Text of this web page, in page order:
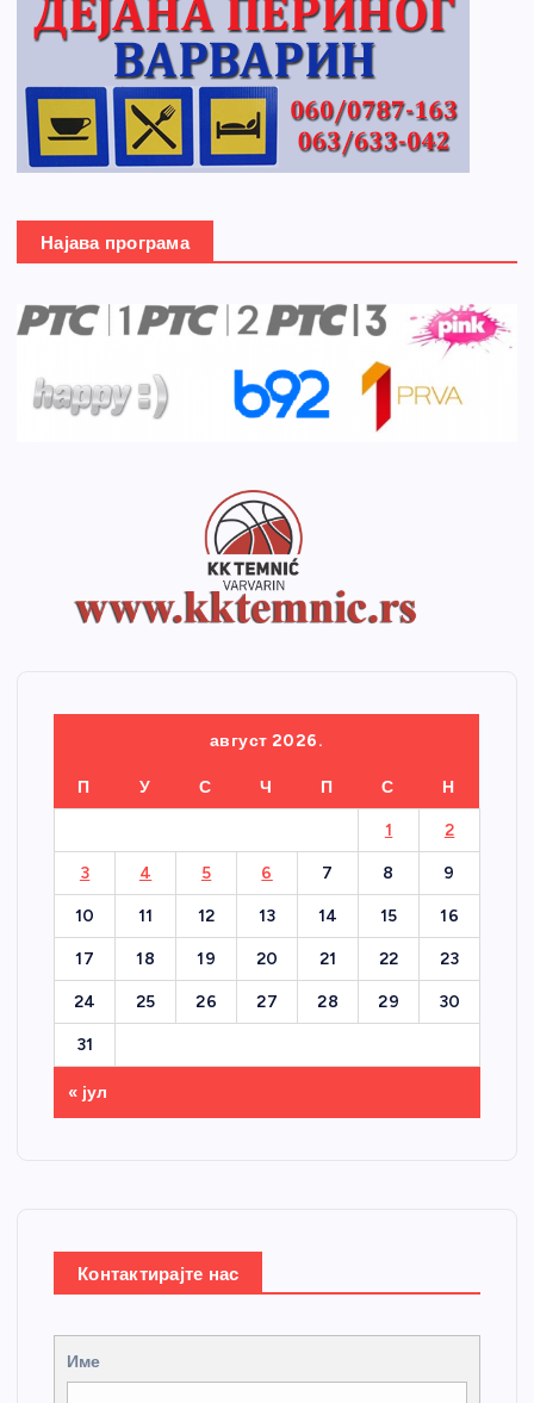
Најава програма
август 2026.
П У С Ч П С Н
1 2
3 4 5 6 7 8 9
10 11 12 13 14 15 16
17 18 19 20 21 22 23
24 25 26 27 28 29 30
31
« јул
Контактирајте нас
Име